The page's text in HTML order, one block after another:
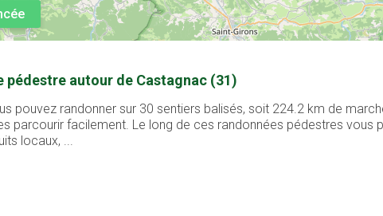
pédestre autour de Castagnac (31)
pouvez randonner sur 30 sentiers balisés, soit 224.2 km de
parcourir facilement. Le long de ces randonnées pédestres
locaux, ...